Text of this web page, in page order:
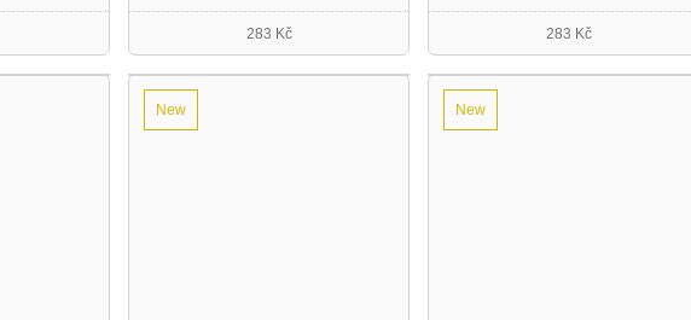
283 Kč 283 Kč
New New